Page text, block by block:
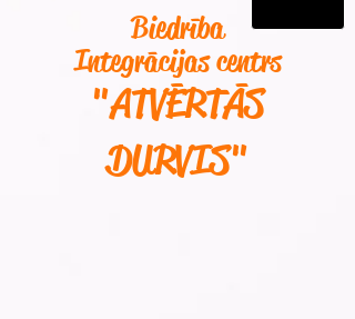
Biedrība
Integrācijas centrs
"ATVĒRTĀS
DURVIS"